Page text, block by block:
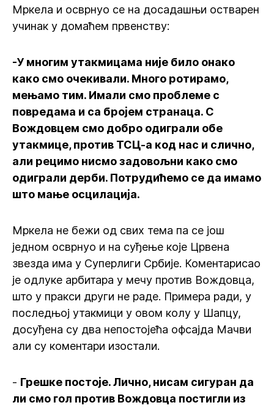
Мркела и осврнуо се на досадашњи остварен
учинак у домаћем првенству:
-У многим утакмицама није било онако
како смо очекивали. Много ротирамо,
мењамо тим. Имали смо проблеме с
повредама и са бројем странаца. С
Вождовцем смо добро одиграли обе
утакмице, против ТСЦ-а код нас и слично,
али рецимо нисмо задовољни како смо
одиграли дерби. Потрудићемо се да имамо
што мање осцилација.
Мркела не бежи од свих тема па се још
једном осврнуо и на суђење које Црвена
звезда има у Суперлиги Србије. Коментарисао
је одлуке арбитара у мечу против Вождовца,
што у пракси други не раде. Примера ради, у
последњој утакмици у овом колу у Шапцу,
досуђена су два непостојећа офсајда Мачви
али су коментари изостали.
- Грешке постоје. Лично, нисам сигуран да
ли смо гол против Вождовца постигли из